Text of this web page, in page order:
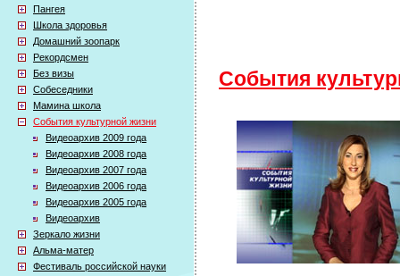
Пангея
Школа здоровья
Домашний зоопарк
Рекордсмен
Без визы
Собеседники
Мамина школа
События культурной жизни
Видеоархив 2009 года
Видеоархив 2008 года
Видеоархив 2007 года
Видеоархив 2006 года
Видеоархив 2005 года
Видеоархив
Зеркало жизни
Альма-матер
Фестиваль российской науки
События